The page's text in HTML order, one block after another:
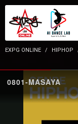
EXPG ONLINE HIPHOP
0801-MASAYA